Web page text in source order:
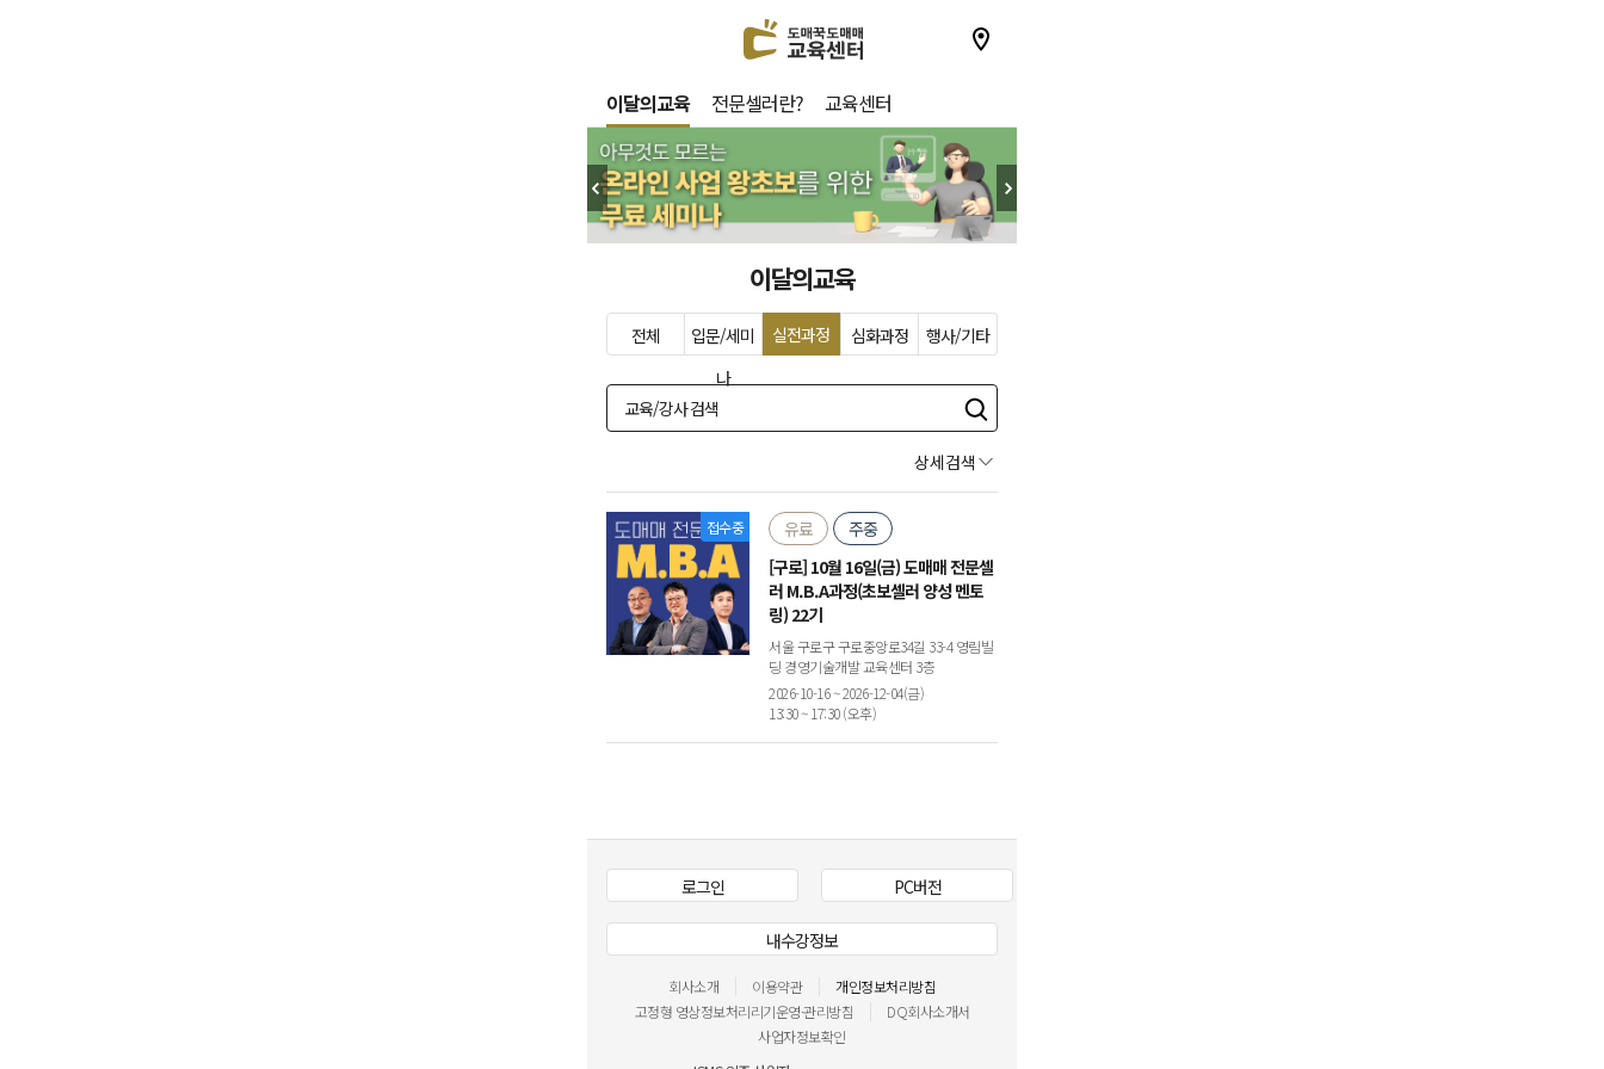
이달의교육 전문셀러란? 교육센터
이달의교육
전체
입문/세미
나
실전과정 심화과정 행사/기타
상세검색
접수중 유료
주중
[구로] 10월 16일(금) 도매매 전문셀
러 M.B.A과정(초보셀러 양성 멘토
링) 22기
서울 구로구 구로중앙로34길 33-4 영림빌
딩 경영기술개발 교육센터 3층
2026-10-16 ~ 2026-12-04(금)
13:30 ~ 17:30 (오후)
로그인 PC버전
내수강정보
회사소개 이용약관
개인정보처리방침
고정형 영상정보처리리기운영·관리방침
DQ회사소개서
사업자정보확인